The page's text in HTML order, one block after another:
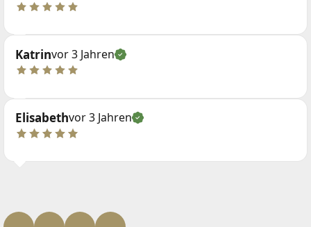
Katrinvor 3 Jahren
Elisabethvor 3 Jahren